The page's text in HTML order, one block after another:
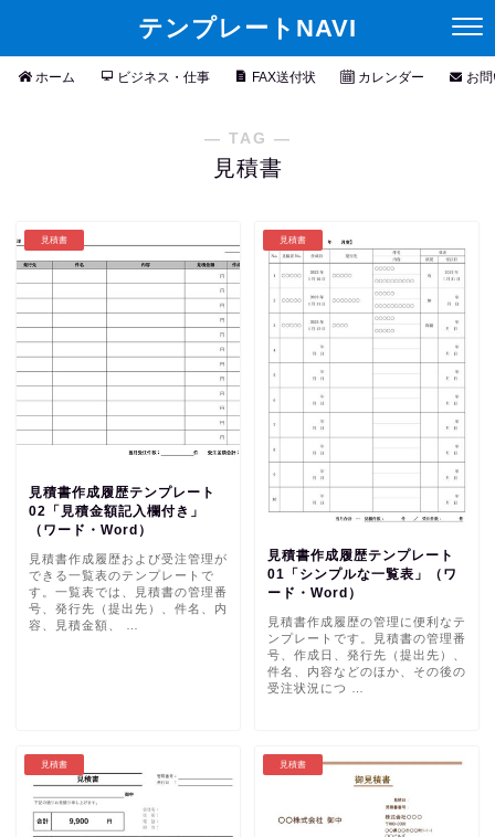
テンプレートNAVI
ホーム ビジネス・仕事 FAX送付状 カレンダー お
― TAG ―
見積書
見積書
見積書作成履歴テンプレート
02「見積金額記入欄付き」
（ワード・Word）
見積書作成履歴および受注管理が
できる一覧表のテンプレートで
す。一覧表では、見積書の管理番
号、発行先（提出先）、件名、内
容、見積金額、 …
見積書
見積書作成履歴テンプレート
01「シンプルな一覧表」（ワ
ード・Word）
見積書作成履歴の管理に便利なテ
ンプレートです。見積書の管理番
号、作成日、発行先（提出先）、
件名、内容などのほか、その後の
受注状況につ …
見積書 見積書